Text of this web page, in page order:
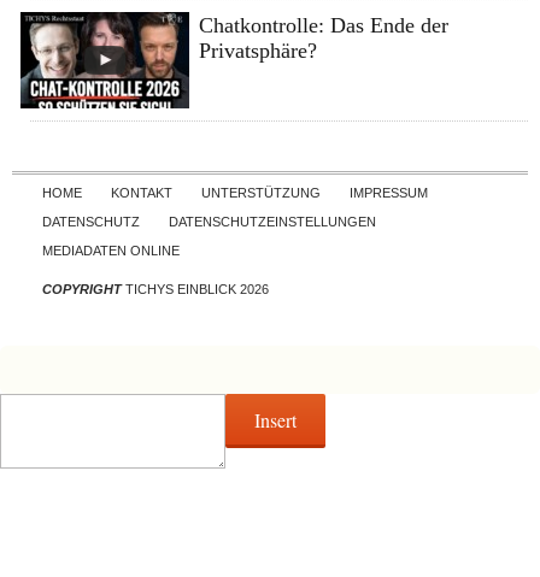
Chatkontrolle: Das Ende der
Privatsphäre?
Skip to content
HOME KONTAKT UNTERSTÜTZUNG
IMPRESSUM
DATENSCHUTZ
DATENSCHUTZEINSTELLUNGEN
MEDIADATEN ONLINE
COPYRIGHTTICHYS EINBLICK 2026
Insert